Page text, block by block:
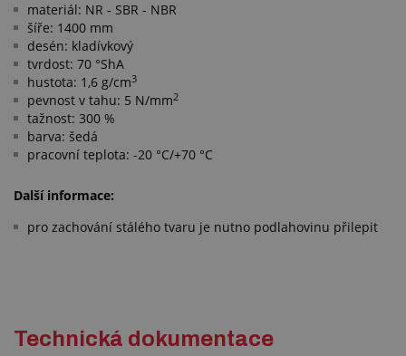
materiál: NR - SBR - NBR
šíře: 1400 mm
desén: kladívkový
tvrdost: 70 °ShA
hustota: 1,6 g/cm3
pevnost v tahu: 5 N/mm2
tažnost: 300 %
barva: šedá
pracovní teplota: -20 °C/+70 °C
Další informace:
pro zachování stálého tvaru je nutno podlahovinu přilepit
Technická dokumentace